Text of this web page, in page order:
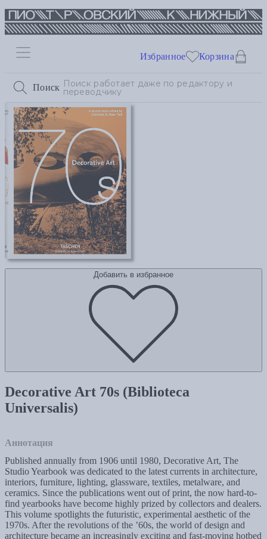
Поиск
Избранное Корзина
Добавить в избранное
Decorative Art 70s (Biblioteca
Universalis)
Аннотация
Published annually from 1906 until 1980, Decorative Art, The
Studio Yearbook was dedicated to the latest currents in architecture,
interiors, furniture, lighting, glassware, textiles, metalware, and
ceramics. Since the publications went out of print, the now hard-to-
find yearbooks have become highly prized by collectors and dealers.
This volume spotlights the futuristic, experimental aesthetic of the
1970s. After the revolutions of the ’60s, the world of design and
architecture became an increasingly exciting and fast-moving hotbed